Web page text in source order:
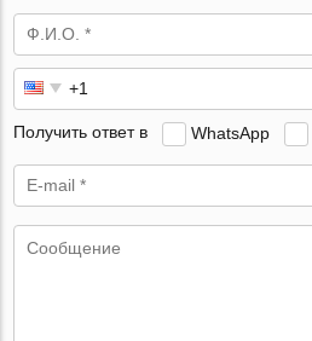
Получить ответ в WhatsApp